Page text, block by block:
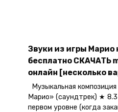
Звуки из игры Марио
бесплатно СКАЧАТЬ
онлайн [несколько
Музыкальная
Марио» (саундтрек) ★ 8.3
первом уровне (когда